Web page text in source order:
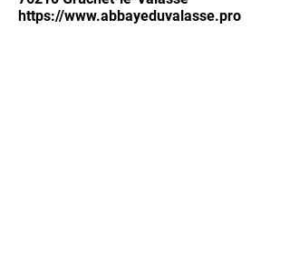
https://www.abbayeduvalasse.pro